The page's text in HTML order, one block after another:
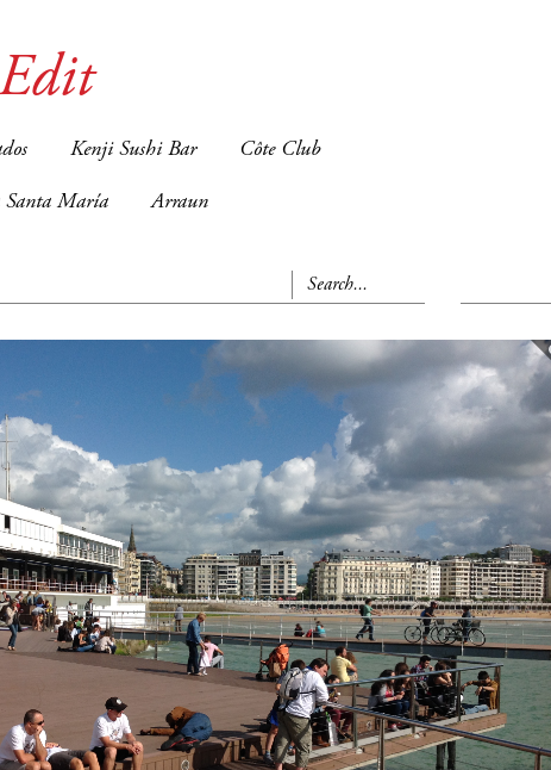
Kenji Sushi Bar Côte Club
Santa María Arraun